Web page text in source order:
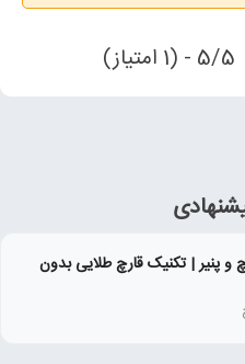
5/5 - (1 امتیاز)
و پنیر | تکنیک قارچ طلایی بدون